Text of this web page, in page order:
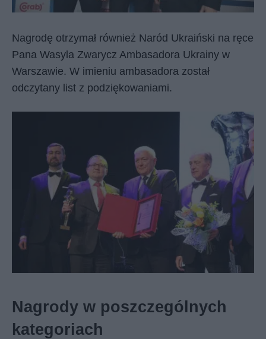
Nagrodę otrzymał również Naród Ukraiński na ręce
Pana Wasyla Zwarycz Ambasadora Ukrainy w
Warszawie. W imieniu ambasadora został
odczytany list z podziękowaniami.
Nagrody w poszczególnych
kategoriach